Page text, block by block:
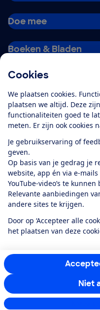
Cookies
We plaatsen cookies.
plaatsen we altijd. Deze
functionaliteiten goed te
meten. Er zijn ook cookies
Je gebruikservaring of
geven.
Op basis van je gedrag je
website, app én via e-
YouTube-video’s te kunnen
Relevante aanbiedingen
andere sites te krijgen.
Door op ‘Accepteer alle
het plaatsen van deze
Niet
Doe mee
Boeken & Bladen
Alles
app
Algemene
Cookiebeleid
RSS-
12.901consumenten